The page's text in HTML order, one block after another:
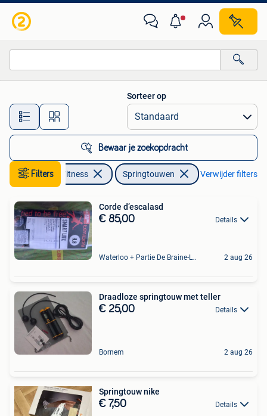
Alle afstanden…
Sorteer op
Bewaar je zoekopdracht
Filters
Sport en Fitness Springtouwen Verwijder filters
Corde d’escalasd
€ 85,00 Details
Waterloo + Partie De Braine-L'Alleud, De Ohain 2 aug 26
Draadloze springtouw met teller
€ 25,00 Details
Bornem 2 aug 26
Springtouw nike
€ 7,50 Details